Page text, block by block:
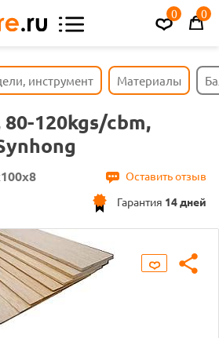
0 0
инструмент Материалы
80-120kgs/cbm,
Оставить отзыв
Гарантия 14 дней